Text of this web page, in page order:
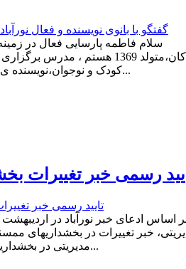
سلام فاطمه پارسایی فعال در
کودکان،متولد 1369 هستم ،
کودک و نوجوان،نویسنده ی کتاب گنج تربیت.از تمام زن...
رسمی خبر تغییرات
خبر تغییرات در بخشداریهای
مدیریتی در بخشداریهای ممسنی و رستم منتشر...